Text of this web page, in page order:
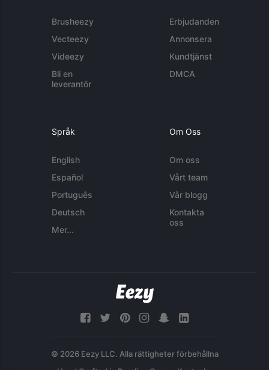
Brusheezy
Vecteezy
Videezy
Bli en
leverantör
Erbjudanden
Annonsera
Kundtjänst
DMCA
Språk
English
Español
Português
Deutsch
Mer...
Om Oss
Om oss
Vårt team
Vår blogg
Kontakta
oss
© 2026 Eezy LLC. Alla rättigheter förbehållna